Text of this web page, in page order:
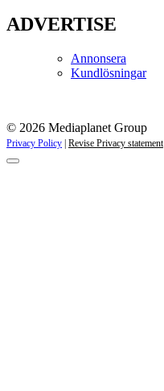
ADVERTISE
Annonsera
Kundlösningar
© 2026 Mediaplanet Group
Privacy Policy | Revise Privacy statement